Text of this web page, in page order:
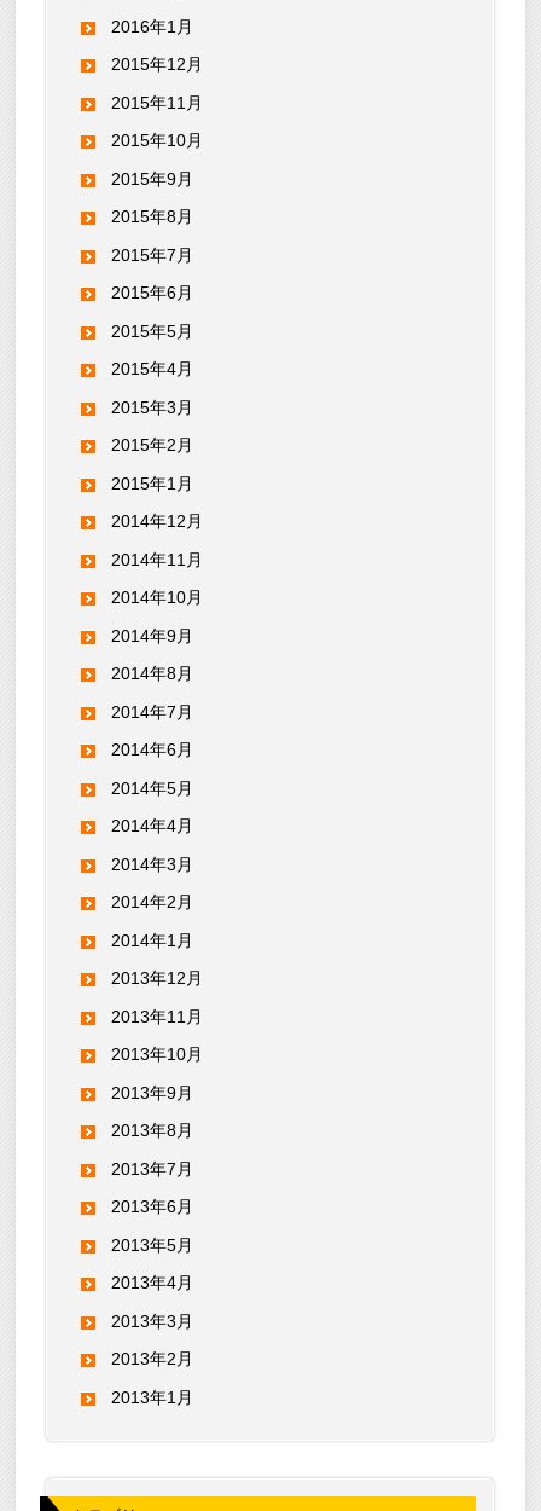
2016年1月
2015年12月
2015年11月
2015年10月
2015年9月
2015年8月
2015年7月
2015年6月
2015年5月
2015年4月
2015年3月
2015年2月
2015年1月
2014年12月
2014年11月
2014年10月
2014年9月
2014年8月
2014年7月
2014年6月
2014年5月
2014年4月
2014年3月
2014年2月
2014年1月
2013年12月
2013年11月
2013年10月
2013年9月
2013年8月
2013年7月
2013年6月
2013年5月
2013年4月
2013年3月
2013年2月
2013年1月